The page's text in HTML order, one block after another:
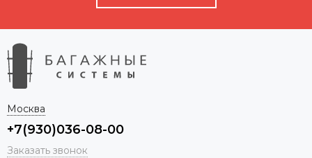
Москва
+7(930)036-08-00
Заказать звонок